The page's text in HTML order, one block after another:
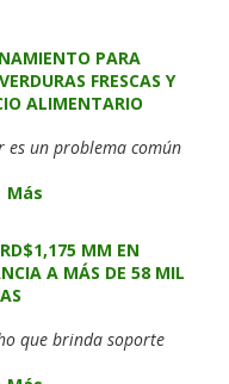
PARA
FRESCAS Y
ALIMENTARIO
es un problema común
Más
MM EN
A MÁS DE 58 MIL
que brinda soporte